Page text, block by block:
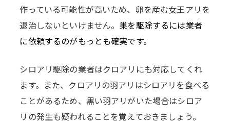
作っている可能性が高いため、卵を産む女王アリを
退治しないといけません。 巣を駆除するには業者
に依頼するのがもっとも確実です。
シロアリ駆除の業者はクロアリにも対応してくれ
ます。また、クロアリの羽アリはシロアリを食べる
ことがあるため、黒い羽アリがいた場合はシロア
リの発生も疑われることを覚えておきましょう。